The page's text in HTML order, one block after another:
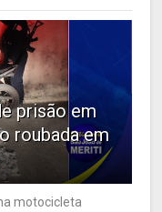
prisão em
roubada em
motocicleta